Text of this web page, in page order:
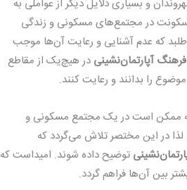
و بسیاری دلایل دیگر از عواملی به
سکونت در مجتمع‌های مسکونی و زندگی
که عدم آشنایی و رعایت آن‌ها موجب
فرهنگ آپارتمان‌نشینی در هیچ‌یک از مقاطع
را بدانند و رعایت کنند.
که ممکن است در یک مجتمع مسکونی و
در این مختصر تلاش می‌گردد که
توضیح داده شوند. امیداست که
بین آن‌ها فراهم گردد.